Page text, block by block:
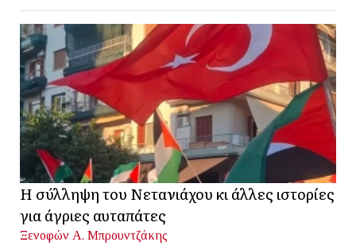
Η σύλληψη του Νετανιάχου κι άλλες ιστορίες
για άγριες αυταπάτες
Ξενοφών Α. Μπρουντζάκης